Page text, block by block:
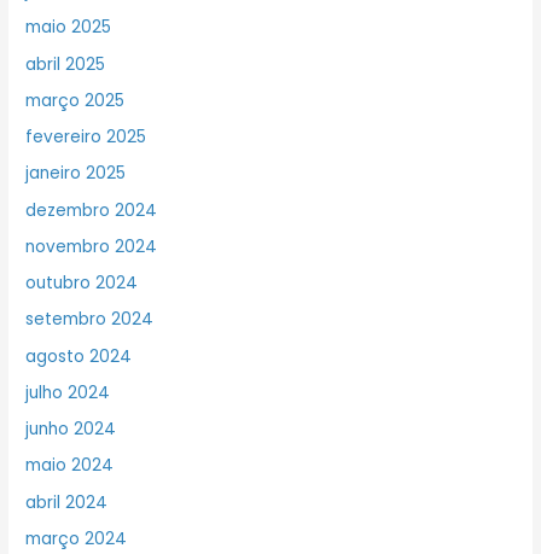
maio 2025
abril 2025
março 2025
fevereiro 2025
janeiro 2025
dezembro 2024
novembro 2024
outubro 2024
setembro 2024
agosto 2024
julho 2024
junho 2024
maio 2024
abril 2024
março 2024